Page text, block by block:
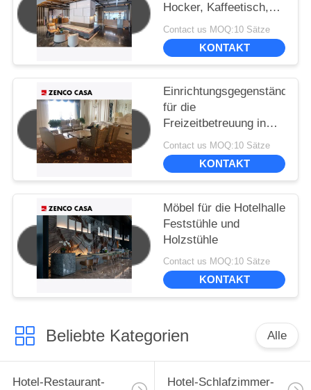
Hocker, Kaffeetisch,
Sofa-Kissen
Contact us MOQ:10 Sätze
KONTAKT
Einrichtungsgegenstände
für die
Freizeitbetreuung in
der Hotelhalle im
europäischen Stil
einschließlich Sofa
Contact us MOQ:10 Sätze
KONTAKT
Möbel für die Hotelhalle
Feststühle und
Holzstühle
Contact us MOQ:10 Sätze
KONTAKT
Beliebte Kategorien Alle
Hotel-Restaurant-
Hotel-Schlafzimmer-